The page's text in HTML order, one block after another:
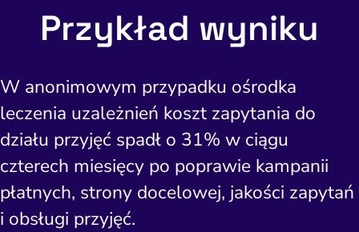
Przykład wyniku
W anonimowym przypadku ośrodka
leczenia uzależnień koszt zapytania do
działu przyjęć spadł o 31% w ciągu
czterech miesięcy po poprawie kampanii
płatnych, strony docelowej, jakości zapytań
i obsługi przyjęć.